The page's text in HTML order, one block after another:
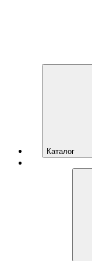
Каталог